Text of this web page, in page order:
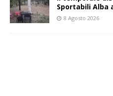
Sportabili Alba
8 Agosto 2026